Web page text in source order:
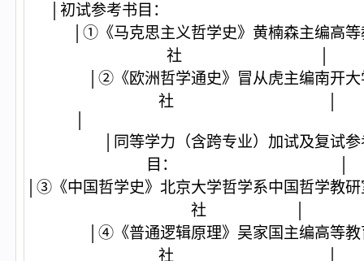
│初试参考书
│①《马克思主义哲学史》黄楠森主编高
社 │
│②《欧洲哲学通史》冒从虎主编南开
社 │
│同等学力（含跨专业）加试及复试
目： │
│③《中国哲学史》北京大学哲学系中国哲学教
社 │
│④《普通逻辑原理》吴家国主编高等
社 │